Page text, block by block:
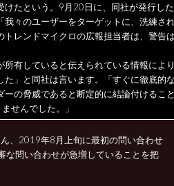
けたという。9月20日に、同社が発行し
我々のユーザーをターゲットに、洗練さ
トレンドマイクロの広報担当者は、警告
所有していると伝えられている情報によ
た」と同社は言います。「すぐに徹底的
ーの脅威であると断定的に結論付けるこ
せんでした。」
、2019年8月上旬に最初の問い合わせ
な問い合わせが急増していることを把